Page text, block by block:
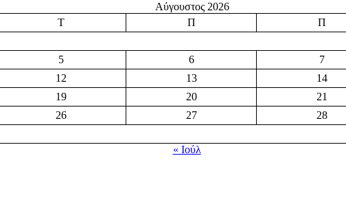
Αύγουστος 2026
Τ Π Π
5 6
7
12 13
14
19 20
21
26 27
28
« Ιούλ